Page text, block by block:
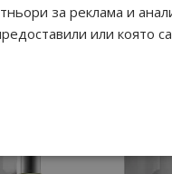
Hugo Boss мъжки
за реклама и
или която